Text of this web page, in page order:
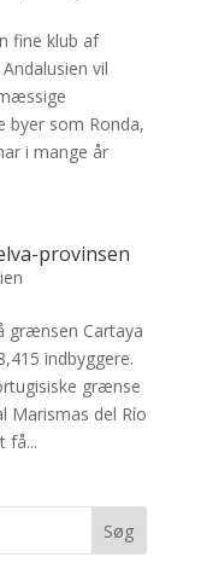
fine klub af
vil
byer som Ronda,
i mange år
provinsen
grænsen Cartaya
indbyggere.
grænse
Marismas del Río
få...